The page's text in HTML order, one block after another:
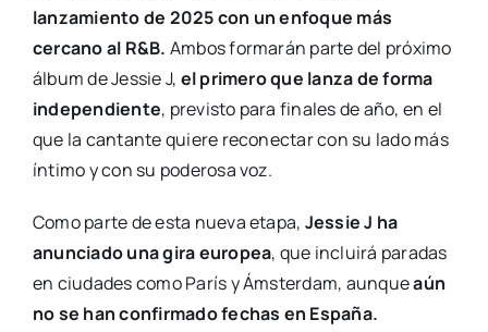
lanzamiento de 2025 con un enfoque más
cercano al R&B. Ambos formarán parte del próximo
álbum de Jessie J, el primero que lanza de forma
independiente, previsto para finales de año, en el
que la cantante quiere reconectar con su lado más
íntimo y con su poderosa voz.
Como parte de esta nueva etapa, Jessie J ha
anunciado una gira europea, que incluirá paradas
en ciudades como París y Ámsterdam, aunqueaún
no se han confirmado fechas en España.